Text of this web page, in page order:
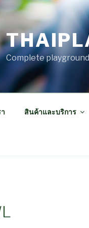
Complete
สินค้าและบริการ